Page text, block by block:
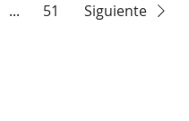
... 51 Siguiente